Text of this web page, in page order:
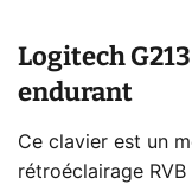
Logitech
endurant
Ce clavier est un
rétroéclairage